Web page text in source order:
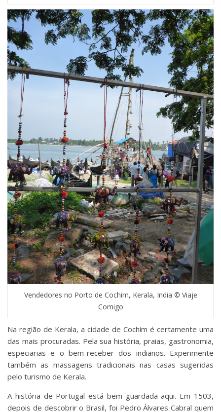
Vendedores no Porto de Cochim, Kerala, India © Viaje
Comigo
Na região de Kerala, a cidade de Cochim é certamente uma
das mais procuradas. Pela sua história, praias, gastronomia,
especiarias e o bem-receber dos indianos. Experimente
também as massagens tradicionais nas casas sugeridas
pelo turismo de Kerala.
A história de Portugal está bem guardada aqui. Em 1503,
depois de descobrir o Brasil, foi Pedro Álvares Cabral quem